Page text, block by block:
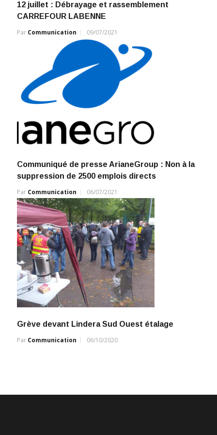
12 juillet : Débrayage et rassemblement
CARREFOUR LABENNE
Par Communication 09/07/2021
Communiqué de presse ArianeGroup : Non à la
suppression de 2500 emplois directs
Par Communication 06/07/2021
Grève devant Lindera Sud Ouest étalage
Par Communication 06/10/2020